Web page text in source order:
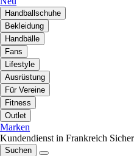
Handballschuhe
Bekleidung
Handbälle
Fans
Lifestyle
Ausrüstung
Für Vereine
Fitness
Outlet
Marken
Kundendienst in Frankreich
Suchen